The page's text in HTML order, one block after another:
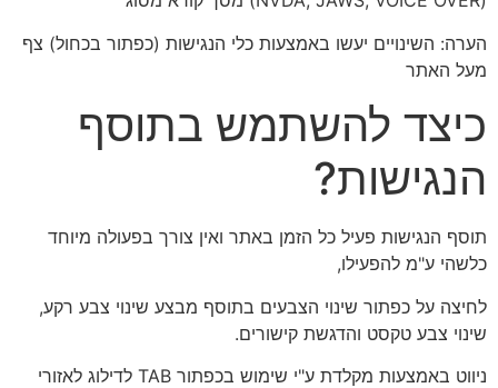
הערה: השינויים יעשו באמצעות כלי הנגישות (כפתור בכחול) צף
מעל האתר
כיצד להשתמש בתוסף
הנגישות?
תוסף הנגישות פעיל כל הזמן באתר ואין צורך בפעולה מיוחד
כלשהי ע"מ להפעילו,
לחיצה על כפתור שינוי הצבעים בתוסף מבצע שינוי צבע רקע,
שינוי צבע טקסט והדגשת קישורים.
ניווט באמצעות מקלדת ע"י שימוש בכפתור TAB לדילוג לאזורי